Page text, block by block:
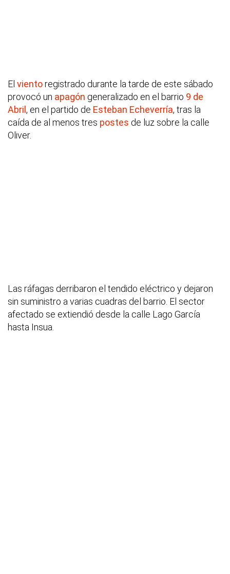
El vientoregistrado durante la tarde de este sábado
provocó un apagón generalizado en el barrio 9 de
Abril , en el partido de Esteban Echeverría, tras la
caída de al menos tres postes de luz sobre la calle
Oliver.
Las ráfagas derribaron el tendido eléctrico y dejaron
sin suministro a varias cuadras del barrio. El sector
afectado se extiendió desde la calle Lago García
hasta Insua.